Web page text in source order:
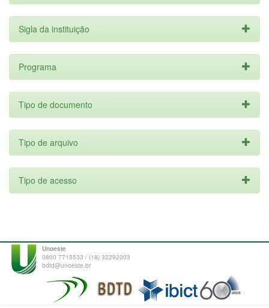
Sigla da instituição
Programa
Tipo de documento
Tipo de arquivo
Tipo de acesso
Unoeste
0800 7715533 / (18) 32292003
bdtd@unoeste.br